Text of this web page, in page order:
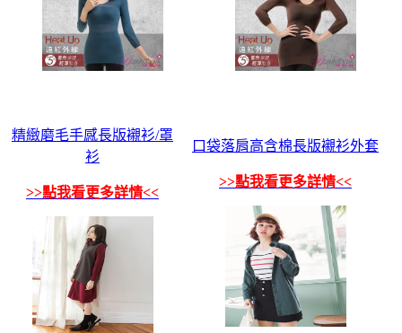
精緻磨毛手感長版襯衫/罩
衫
>>點我看更多詳情<<
口袋落肩高含棉長版襯衫外套
>>點我看更多詳情<<